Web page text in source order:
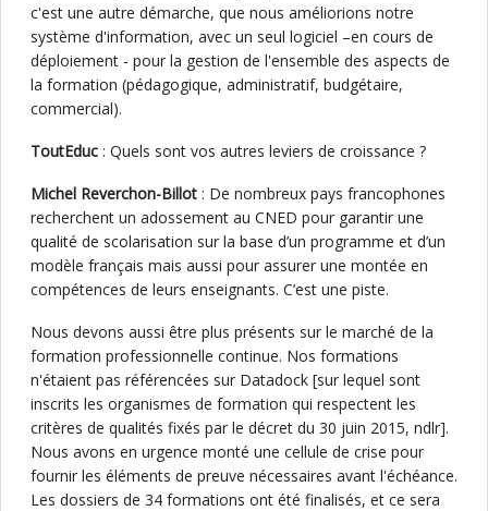
c'est une autre démarche, que nous améliorions notre
système d'information, avec un seul logiciel –en cours de
déploiement - pour la gestion de l'ensemble des aspects de
la formation (pédagogique, administratif, budgétaire,
commercial).
ToutEduc : Quels sont vos autres leviers de croissance ?
Michel Reverchon-Billot : De nombreux pays francophones
recherchent un adossement au CNED pour garantir une
qualité de scolarisation sur la base d’un programme et d’un
modèle français mais aussi pour assurer une montée en
compétences de leurs enseignants. C’est une piste.
Nous devons aussi être plus présents sur le marché de la
formation professionnelle continue. Nos formations
n'étaient pas référencées sur Datadock [sur lequel sont
inscrits les organismes de formation qui respectent les
critères de qualités fixés par le décret du 30 juin 2015, ndlr].
Nous avons en urgence monté une cellule de crise pour
fournir les éléments de preuve nécessaires avant l'échéance.
Les dossiers de 34 formations ont été finalisés, et ce sera